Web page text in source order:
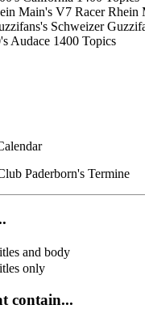
Main's V7 Racer Rhein
Schweizer
Audace 1400 Topics
Paderborn's Termine
and body
only
contain...